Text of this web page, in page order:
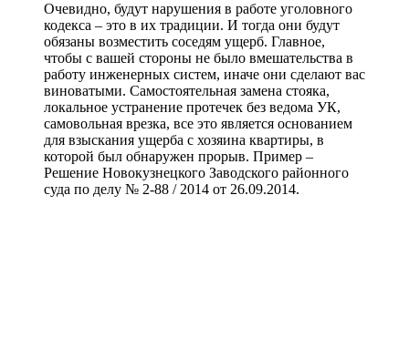
Очевидно, будут нарушения в работе уголовного
кодекса – это в их традиции. И тогда они будут
обязаны возместить соседям ущерб. Главное,
чтобы с вашей стороны не было вмешательства в
работу инженерных систем, иначе они сделают вас
виноватыми. Самостоятельная замена стояка,
локальное устранение протечек без ведома УК,
самовольная врезка, все это является основанием
для взыскания ущерба с хозяина квартиры, в
которой был обнаружен прорыв. Пример –
Решение Новокузнецкого Заводского районного
суда по делу № 2-88 / 2014 от 26.09.2014.